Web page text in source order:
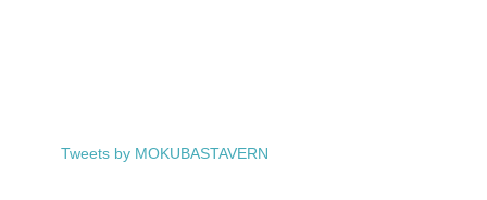
Tweets by MOKUBASTAVERN